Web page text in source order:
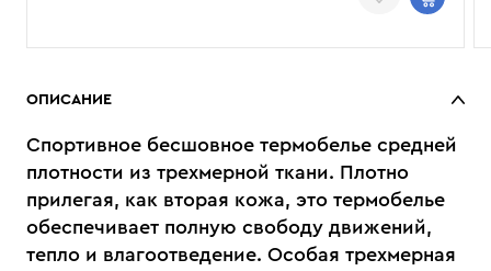
ОПИСАНИЕ
Спортивное бесшовное термобелье средней
плотности из трехмерной ткани. Плотно
прилегая, как вторая кожа, это термобелье
обеспечивает полную свободу движений,
тепло и влагоотведение. Особая трехмерная